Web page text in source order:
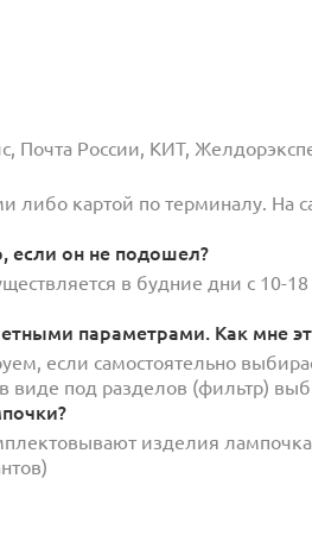
Почта России, КИТ,
либо картой по терминалу. На
если он не подошел?
в будние дни с 10-
параметрами. Как мне
если самостоятельно
виде под разделов (фильтр)
изделия